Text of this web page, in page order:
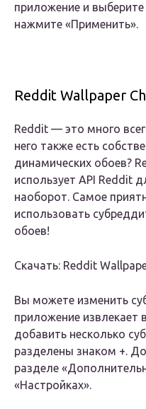
приложение и
нажмите «Применить».
Reddit Wallpaper
Reddit — это много
него также есть
динамических обоев?
использует API Reddit
наоборот. Самое
использовать
обоев!
Скачать: Reddit
Вы можете изменить
приложение
добавить несколько
разделены знаком +.
разделе
«Настройках».